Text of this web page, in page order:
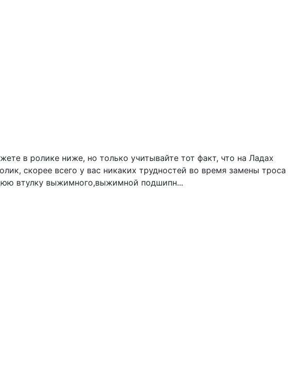
в ролике ниже, но только учитывайте тот факт, что на Ладах
скорее всего у вас никаких трудностей во время замены троса
втулку выжимного,выжимной подшипн...